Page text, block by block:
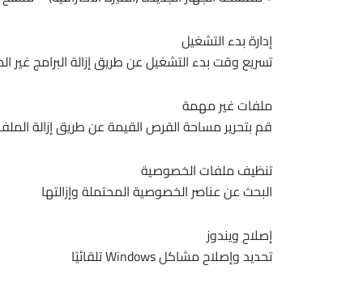
إدارة بدء التشغيل
تسريع وقت بدء التشغيل عن طريق إزالة البرامج غير
ملفات غير مهمة
قم بتحرير مساحة القرص القيمة عن طريق إزالة
تنظيف ملفات الخصوصية
البحث عن عناصر الخصوصية المحتملة وإزالتها
إصلاح ويندوز
تحديد وإصلاح مشاكل Windows تلقائيًا